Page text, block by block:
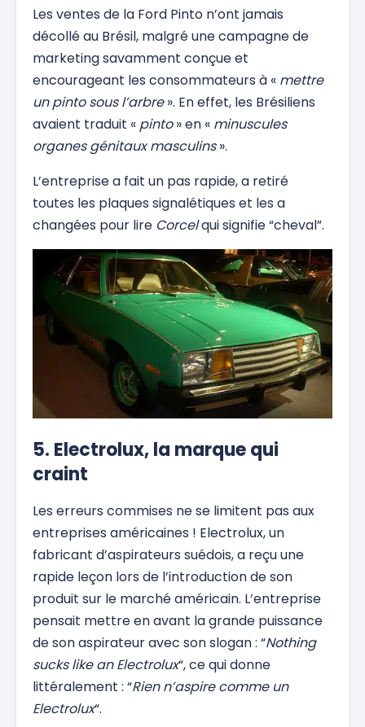
Les ventes de la Ford Pinto n’ont jamais
décollé au Brésil, malgré une campagne de
marketing savamment conçue et
encourageant les consommateurs à « mettre
un pinto sous l’arbre». En effet, les Brésiliens
avaient traduit « pinto» en « minuscules
organes génitaux masculins».
L’entreprise a fait un pas rapide, a retiré
toutes les plaques signalétiques et les a
changées pour lire Corcelqui signifie “cheval”.
5. Electrolux, la marque qui
craint
Les erreurs commises ne se limitent pas aux
entreprises américaines ! Electrolux, un
fabricant d’aspirateurs suédois, a reçu une
rapide leçon lors de l’introduction de son
produit sur le marché américain. L’entreprise
pensait mettre en avant la grande puissance
de son aspirateur avec son slogan : “Nothing
sucks like an Electrolux“, ce qui donne
littéralement : “Rien n’aspire comme un
Electrolux“.